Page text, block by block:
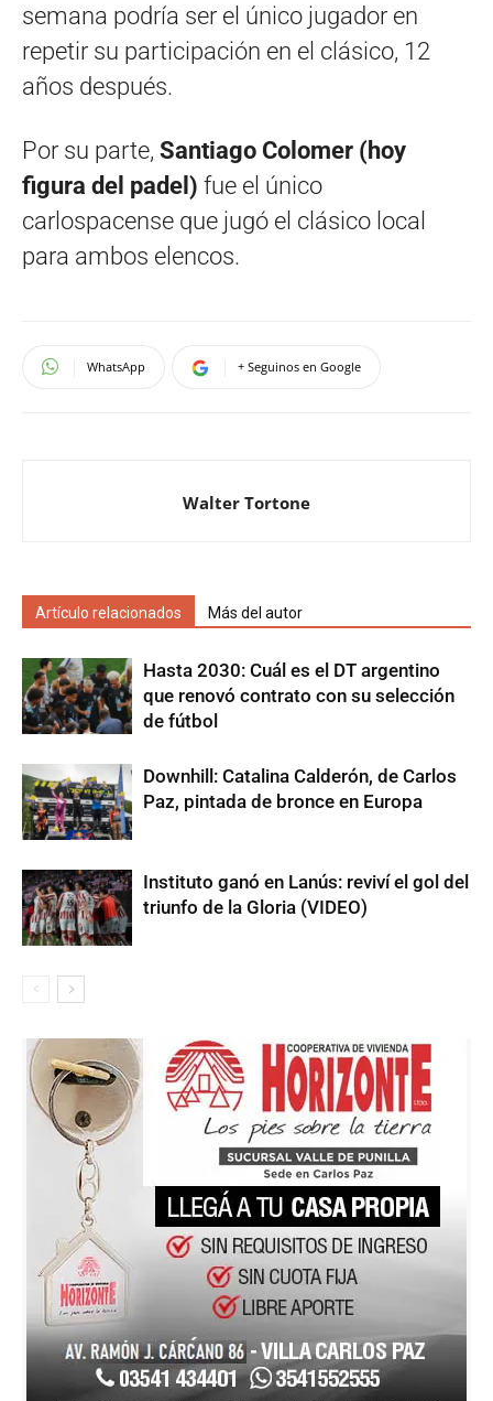
semana podría ser el único jugador en
repetir su participación en el clásico, 12
años después.
Por su parte, Santiago Colomer (hoy
figura del padel) fue el único
carlospacense que jugó el clásico local
para ambos elencos.
WhatsApp + Seguinos en Google
Walter Tortone
Artículo relacionados Más del autor
Hasta 2030: Cuál es el DT argentino
que renovó contrato con su selección
de fútbol
Downhill: Catalina Calderón, de Carlos
Paz, pintada de bronce en Europa
Instituto ganó en Lanús: reviví el gol del
triunfo de la Gloria (VIDEO)